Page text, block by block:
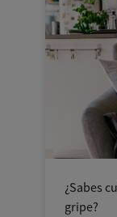
¿Sabes
gripe?